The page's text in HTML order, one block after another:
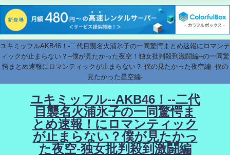
ユキミッフルAKB46！-二代目襲名火浦氷子の一同驚愕まとめ速報にロマンテ
ィックが止まらない？--僕が見たかった夜空！独女批判殺到激闘編--の一同驚
愕まとめ速報にロマンティックが止まらない？-僕の見たかった夜空編--僕の
見たかった星空編-
ユキミッフル--AKB46！--二代
目襲名火浦氷子の一同驚愕ま
とめ速報！にロマンティック
が止まらない？僕が見たかっ
た夜空-独女批判殺到激闘編